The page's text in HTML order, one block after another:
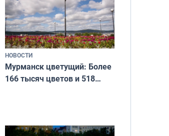
НОВОСТИ
Мурманск цветущий: Более
166 тысяч цветов и 518